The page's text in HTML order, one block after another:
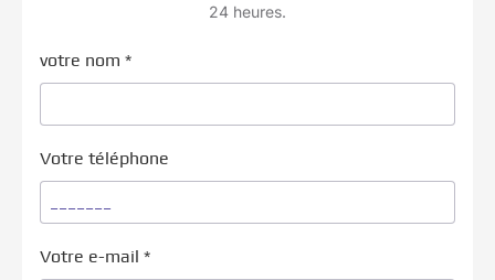
24 heures.
votre nom *
Votre téléphone
Votre e-mail *